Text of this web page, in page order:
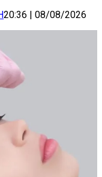
20:36 | 08/08/2026